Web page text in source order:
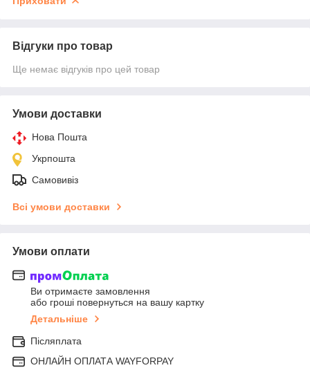
Відгуки про товар
Ще немає відгуків про цей товар
Умови доставки
Нова Пошта
Укрпошта
Самовивіз
Всі умови доставки
Умови оплати
Ви отримаєте замовлення
або гроші повернуться на вашу картку
Детальніше
Післяплата
ОНЛАЙН ОПЛАТА WAYFORPAY